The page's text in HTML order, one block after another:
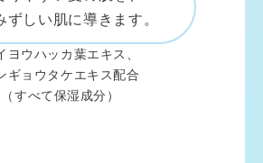
ずしい肌に導きます。
ヨウハッカ葉エキス、
ギョウタケエキス配合
（すべて保湿成分）